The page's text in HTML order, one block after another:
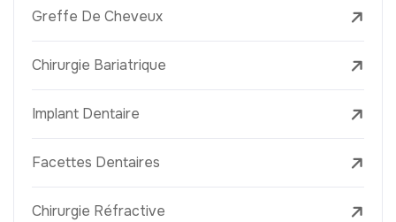
Greffe De Cheveux
Chirurgie Bariatrique
Implant Dentaire
Facettes Dentaires
Chirurgie Réfractive